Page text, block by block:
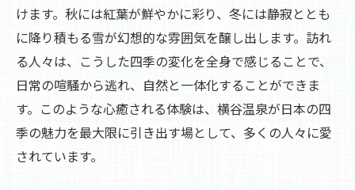
けます。秋には紅葉が鮮やかに彩り、冬には静寂ととも
に降り積もる雪が幻想的な雰囲気を醸し出します。訪れ
る人々は、こうした四季の変化を全身で感じることで、
日常の喧騒から逃れ、自然と一体化することができま
す。このような心癒される体験は、横谷温泉が日本の四
季の魅力を最大限に引き出す場として、多くの人々に愛
されています。